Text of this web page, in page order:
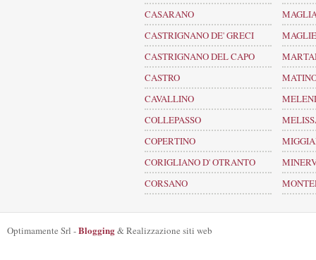
CASARANO
CASTRIGNANO DE' GRECI
CASTRIGNANO DEL CAPO
CASTRO
CAVALLINO
COLLEPASSO
COPERTINO
CORIGLIANO D' OTRANTO
CORSANO
MAGLIE
Optimamente Srl -Blogging& Realizzazione siti web